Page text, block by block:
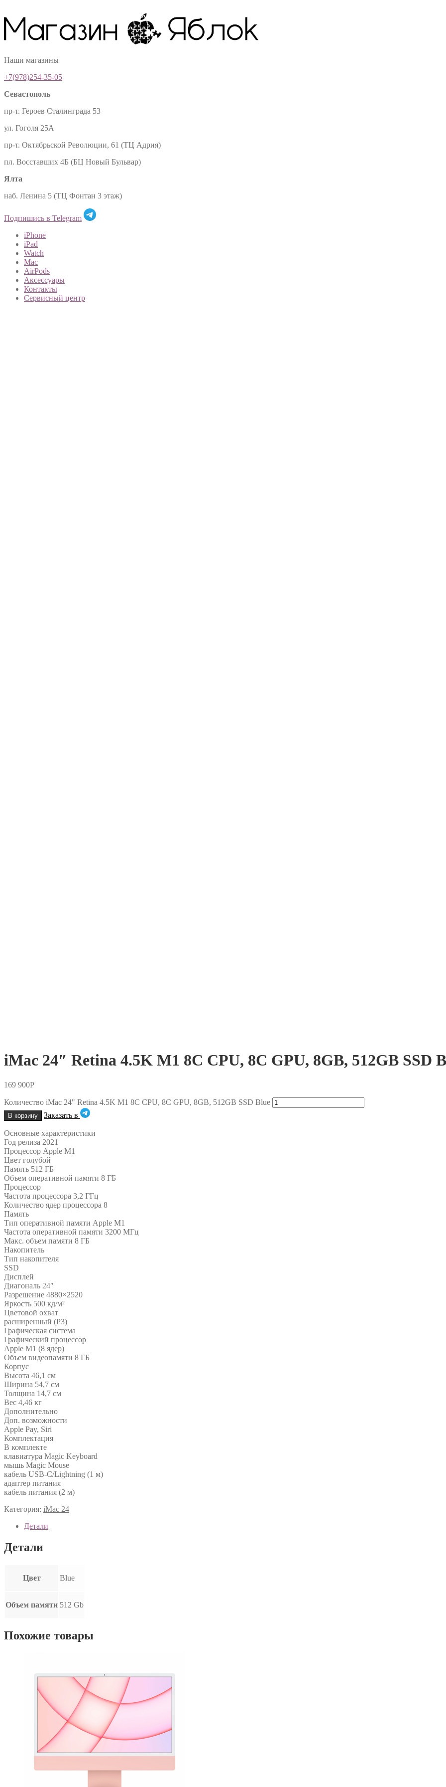
Наши магазины
+7(978)254-35-05
Севастополь
пр-т. Героев Сталинграда 53
ул. Гоголя 25А
пр-т. Октябрьской Революции, 61 (ТЦ Адрия)
пл. Восставших 4Б (БЦ Новый Бульвар)
Ялта
наб. Ленина 5 (ТЦ Фонтан 3 этаж)
Подпишись в Telegram
iPhone
iPad
Watch
Mac
AirPods
Аксессуары
Контакты
Сервисный центр
iMac 24″ Retina 4.5K M1 8C CPU, 8C GPU, 8GB, 512GB SSD
169 900Р
Количество iMac 24" Retina 4.5K M1 8C CPU, 8C GPU, 8GB, 512GB SSD Blue
В корзину Заказать в
Основные характеристики
Год релиза 2021
Процессор Apple M1
Цвет голубой
Память 512 ГБ
Объем оперативной памяти 8 ГБ
Процессор
Частота процессора 3,2 ГГц
Количество ядер процессора 8
Память
Тип оперативной памяти Apple M1
Частота оперативной памяти 3200 МГц
Макс. объем памяти 8 ГБ
Накопитель
Тип накопителя
SSD
Дисплей
Диагональ 24″
Разрешение 4880×2520
Яркость 500 кд/м²
Цветовой охват
расширенный (P3)
Графическая система
Графический процессор
Apple M1 (8 ядер)
Объем видеопамяти 8 ГБ
Корпус
Высота 46,1 см
Ширина 54,7 см
Толщина 14,7 см
Вес 4,46 кг
Дополнительно
Доп. возможности
Apple Pay, Siri
Комплектация
В комплекте
клавиатура Magic Keyboard
мышь Magic Mouse
кабель USB-C/Lightning (1 м)
адаптер питания
кабель питания (2 м)
Категория: iMac 24
Детали
Детали
Цвет Blue
Объем памяти 512 Gb
Похожие товары